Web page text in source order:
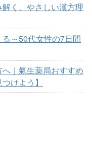
く、やさしい漢方理
～50代女性の7日間
｜氣生薬局おすすめ
けよう】